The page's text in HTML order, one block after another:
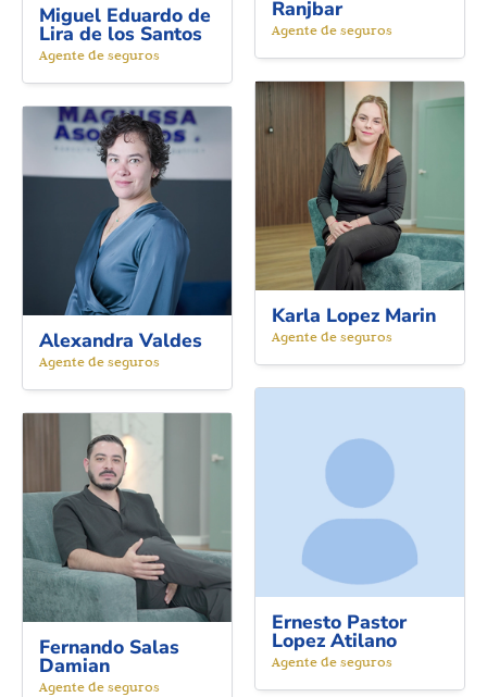
Ranjbar
Agente de seguros
Miguel Eduardo de
Lira de los Santos
Agente de seguros
Karla Lopez Marin
Agente de seguros
Alexandra Valdes
Agente de seguros
Ernesto Pastor
Lopez Atilano
Agente de seguros
Fernando Salas
Damian
Agente de seguros